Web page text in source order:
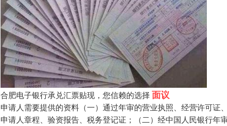
合肥电子银行承兑汇票贴现，您信赖的选择 面议
申请人需要提供的资料（一）通过年审的营业执照、经营许可
申请人章程、验资报告、税务登记证；（二）经中国人民银行